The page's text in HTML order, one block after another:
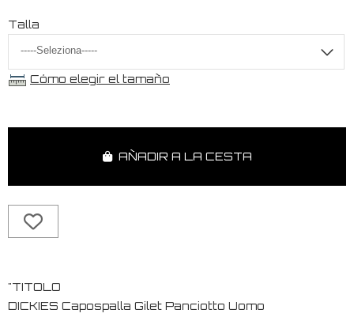
Talla
Cómo elegir el tamaño
AÑADIR A LA CESTA
"TITOLO
DICKIES Capospalla Gilet Panciotto Uomo